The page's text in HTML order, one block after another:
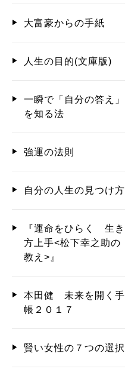
大富豪からの手紙
人生の目的(文庫版)
一瞬で「自分の答え」
を知る法
強運の法則
自分の人生の見つけ方
『運命をひらく 生き
方上手<松下幸之助の
教え>』
本田健 未来を開く手
帳２０１７
賢い女性の７つの選択